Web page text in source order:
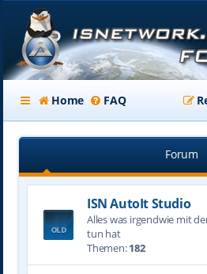
Home FAQ
Forum
ISN AutoIt Studio
Alles was irgendwie mit
tun hat
Themen:182